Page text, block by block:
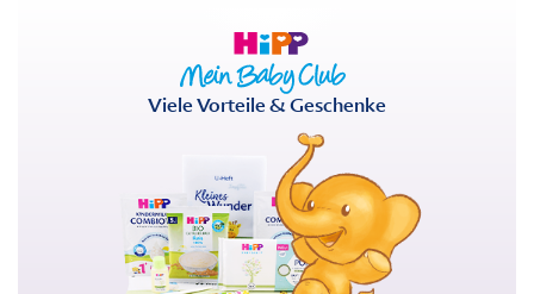
Viele Vorteile & Geschenke